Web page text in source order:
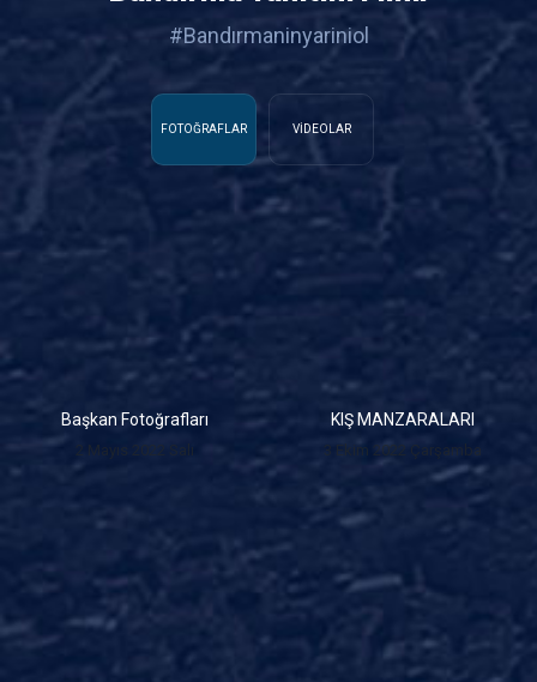
#Bandırmaninyariniol
FOTOĞRAFLAR VİDEOLAR
Başkan Fotoğrafları KIŞ MANZARALARI
3 Ekim 2022 Çarşamba